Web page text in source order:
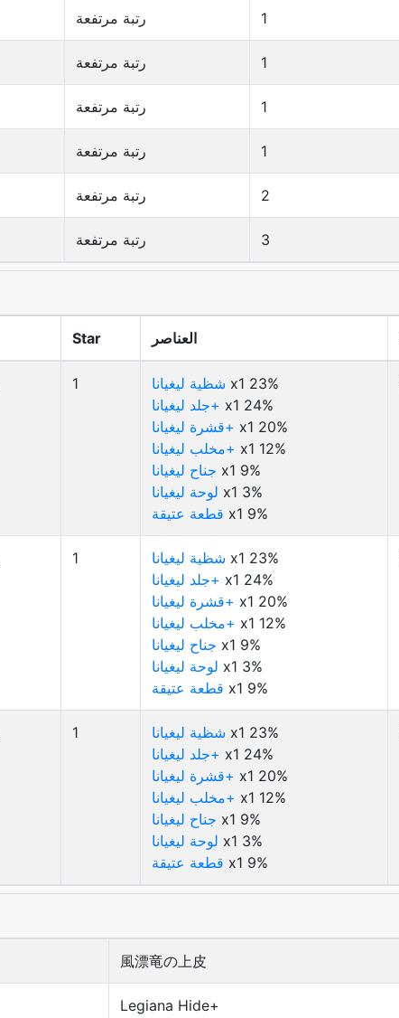
رتبة مرتفعة 1
رتبة مرتفعة 1
رتبة مرتفعة 1
رتبة مرتفعة 1
رتبة مرتفعة 2
رتبة مرتفعة 3
Star العناصر
1 شظية ليغيانا x1 23%
جلد ليغيانا+ x1 24%
قشرة ليغيانا+ x1 20%
مخلب ليغيانا+ x1 12%
جناح ليغيانا x1 9%
لوحة ليغيانا x1 3%
قطعة عتيقة x1 9%
1 شظية ليغيانا x1 23%
جلد ليغيانا+ x1 24%
قشرة ليغيانا+ x1 20%
مخلب ليغيانا+ x1 12%
جناح ليغيانا x1 9%
لوحة ليغيانا x1 3%
قطعة عتيقة x1 9%
1 شظية ليغيانا x1 23%
جلد ليغيانا+ x1 24%
قشرة ليغيانا+ x1 20%
مخلب ليغيانا+ x1 12%
جناح ليغيانا x1 9%
لوحة ليغيانا x1 3%
قطعة عتيقة x1 9%
風漂竜の上皮
Legiana Hide+